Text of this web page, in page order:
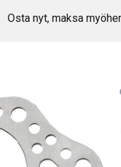
Osta nyt, maksa